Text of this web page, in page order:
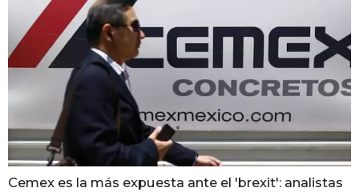
Cemex es la más expuesta ante el 'brexit': analistas